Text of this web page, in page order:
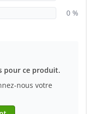
0 %
pour ce produit.
nous votre